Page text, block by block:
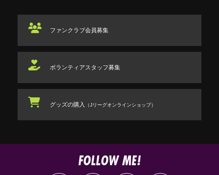
ファンクラブ会員募集
ボランティアスタッフ募集
グッズの購入 （Jリーグオンラインショップ）
FOLLOW ME!